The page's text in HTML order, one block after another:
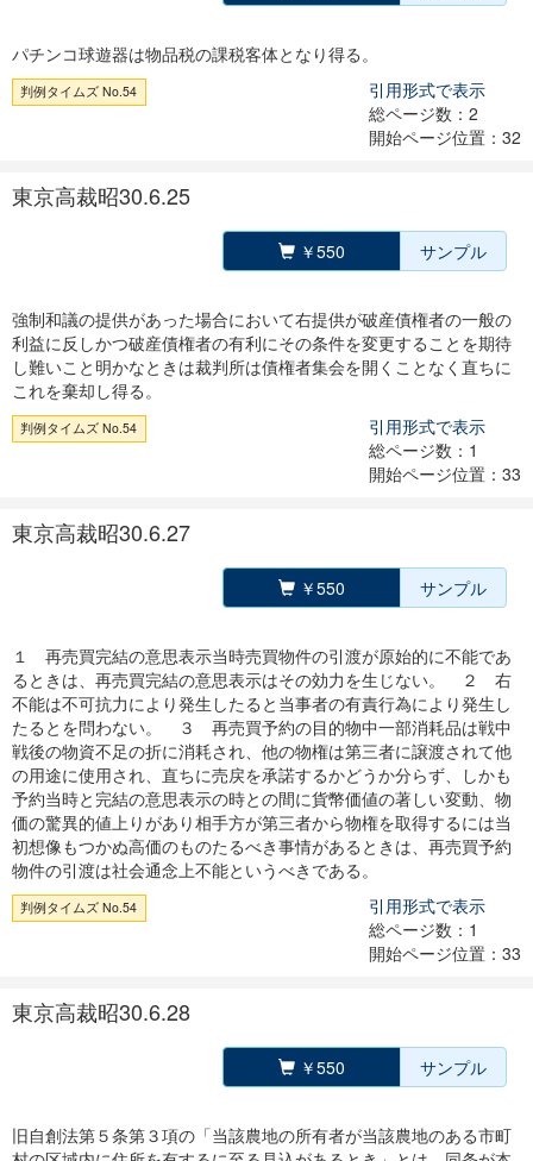
パチンコ球遊器は物品税の課税客体となり得る。
判例タイムズ No.54
引用形式で表示
総ページ数：2
開始ページ位置：32
東京高裁昭30.6.25
￥550 サンプル
強制和議の提供があった場合において右提供が破産債権者の一般の
利益に反しかつ破産債権者の有利にその条件を変更することを期待
し難いこと明かなときは裁判所は債権者集会を開くことなく直ちに
これを棄却し得る。
判例タイムズ No.54
引用形式で表示
総ページ数：1
開始ページ位置：33
東京高裁昭30.6.27
￥550 サンプル
１ 再売買完結の意思表示当時売買物件の引渡が原始的に不能であ
るときは、再売買完結の意思表示はその効力を生じない。 ２ 右
不能は不可抗力により発生したると当事者の有責行為により発生し
たるとを問わない。 ３ 再売買予約の目的物中一部消耗品は戦中
戦後の物資不足の折に消耗され、他の物権は第三者に譲渡されて他
の用途に使用され、直ちに売戻を承諾するかどうか分らず、しかも
予約当時と完結の意思表示の時との間に貨幣価値の著しい変動、物
価の驚異的値上りがあり相手方が第三者から物権を取得するには当
初想像もつかぬ高価のものたるべき事情があるときは、再売買予約
物件の引渡は社会通念上不能というべきである。
判例タイムズ No.54
引用形式で表示
総ページ数：1
開始ページ位置：33
東京高裁昭30.6.28
￥550 サンプル
旧自創法第５条第３項の「当該農地の所有者が当該農地のある市町